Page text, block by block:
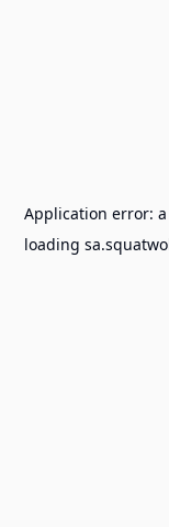
Application error: a
loading